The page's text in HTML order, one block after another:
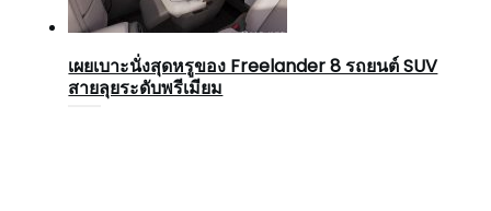
เผยเบาะนั่งสุดหรูของ Freelander 8 รถยนต์ SUV
สายลุยระดับพรีเมียม